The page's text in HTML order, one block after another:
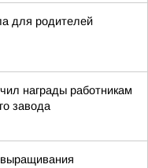
для родителей
награды работникам
завода